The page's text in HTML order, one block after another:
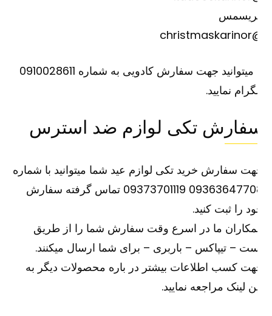
یا میتوانید جهت سفارش کادویی به شماره 0910028611
نمایید.
تکی لوازم ضد استرس
سفارش خرید تکی لوازم عید شما میتوانید با شماره
09363647708 09373701119 تماس گرفته سفارش
را ثبت کنید.
ما در اسرع وقت سفارش شما را از طریق
– تیپاکس – باربری – برای شما ارسال میکنند.
کسب اطلاعات بیشتر در باره محصولات دیگر به
لینکمراجعه نمایید.